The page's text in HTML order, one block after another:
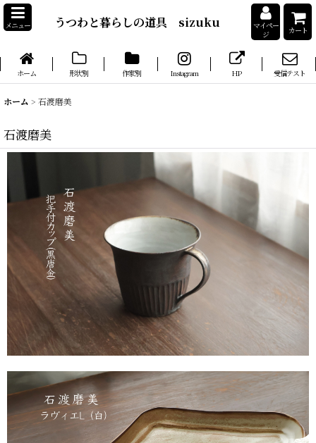
メニュー うつわと暮らしの道具 sizuku
マイペー
ジ
カート
ホーム 形状別 作家別 Instagram HP 受信テスト
ホーム > 石渡磨美
石渡磨美